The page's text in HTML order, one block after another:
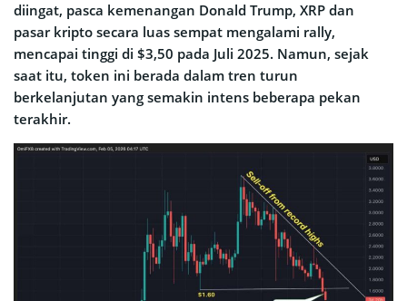
diingat, pasca kemenangan Donald Trump, XRP dan
pasar kripto secara luas sempat mengalami rally,
mencapai tinggi di $3,50 pada Juli 2025. Namun, sejak
saat itu, token ini berada dalam tren turun
berkelanjutan yang semakin intens beberapa pekan
terakhir.